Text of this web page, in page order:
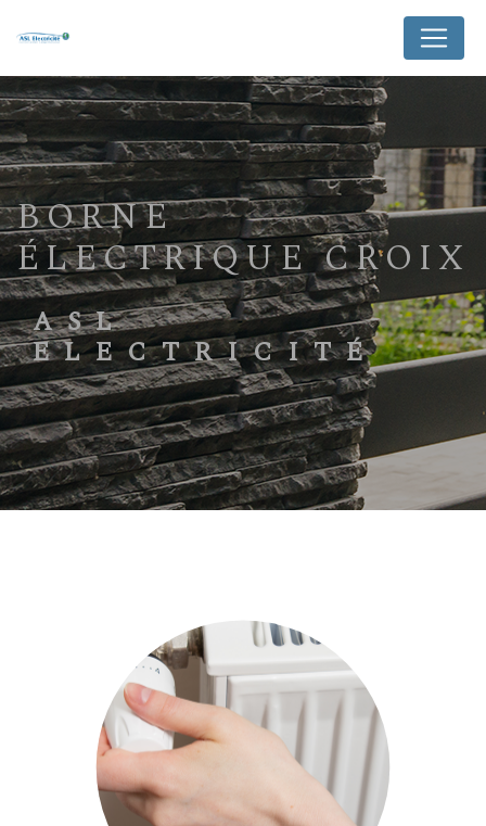
BORNE
ÉLECTRIQUE CROIX
ASL
ELECTRICITÉ